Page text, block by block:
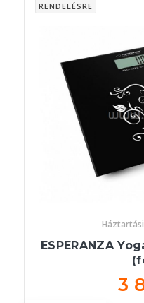
RENDELÉSRE
ESPERANZA
3